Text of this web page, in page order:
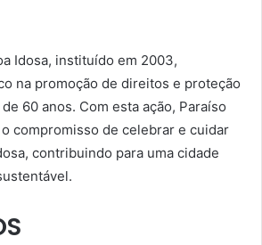
Idosa, instituído em 2003,
na promoção de direitos e proteção
60 anos. Com esta ação, Paraíso
compromisso de celebrar e cuidar
contribuindo para uma cidade